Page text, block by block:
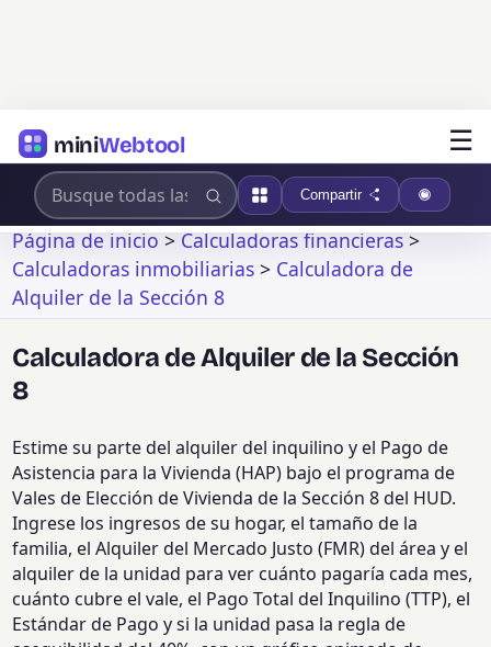
miniWebtool ☰
Compartir
Página de inicio>Calculadoras financieras>
Calculadoras inmobiliarias > Calculadora de
Alquiler de la Sección 8
Calculadora de Alquiler de la Sección
8
Estime su parte del alquiler del inquilino y el Pago de
Asistencia para la Vivienda (HAP) bajo el programa de
Vales de Elección de Vivienda de la Sección 8 del HUD.
Ingrese los ingresos de su hogar, el tamaño de la
familia, el Alquiler del Mercado Justo (FMR) del área y el
alquiler de la unidad para ver cuánto pagaría cada mes,
cuánto cubre el vale, el Pago Total del Inquilino (TTP), el
Estándar de Pago y si la unidad pasa la regla de